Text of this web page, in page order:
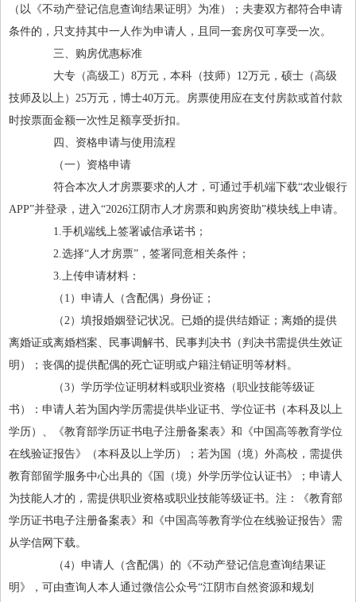
（以《不动产登记信息查询结果证明》为准）；夫妻双方都符合申请
条件的，只支持其中一人作为申请人，且同一套房仅可享受一次。
三、购房优惠标准
大专（高级工）8万元，本科（技师）12万元，硕士（高级
技师及以上）25万元，博士40万元。房票使用应在支付房款或首付款
时按票面金额一次性足额享受折扣。
四、资格申请与使用流程
（一）资格申请
符合本次人才房票要求的人才，可通过手机端下载“农业银行
APP”并登录，进入“2026江阴市人才房票和购房资助”模块线上申请。
1.手机端线上签署诚信承诺书；
2.选择“人才房票”，签署同意相关条件；
3.上传申请材料：
（1）申请人（含配偶）身份证；
（2）填报婚姻登记状况。已婚的提供结婚证；离婚的提供
离婚证或离婚档案、民事调解书、民事判决书（判决书需提供生效证
明）；丧偶的提供配偶的死亡证明或户籍注销证明等材料。
（3）学历学位证明材料或职业资格（职业技能等级证
书）：申请人若为国内学历需提供毕业证书、学位证书（本科及以上
学历）、《教育部学历证书电子注册备案表》和《中国高等教育学位
在线验证报告》（本科及以上学历）；若为国（境）外高校，需提供
教育部留学服务中心出具的《国（境）外学历学位认证书》；申请人
为技能人才的，需提供职业资格或职业技能等级证书。注：《教育部
学历证书电子注册备案表》和《中国高等教育学位在线验证报告》需
从学信网下载。
（4）申请人（含配偶）的《不动产登记信息查询结果证
明》，可由查询人本人通过微信公众号“江阴市自然资源和规划